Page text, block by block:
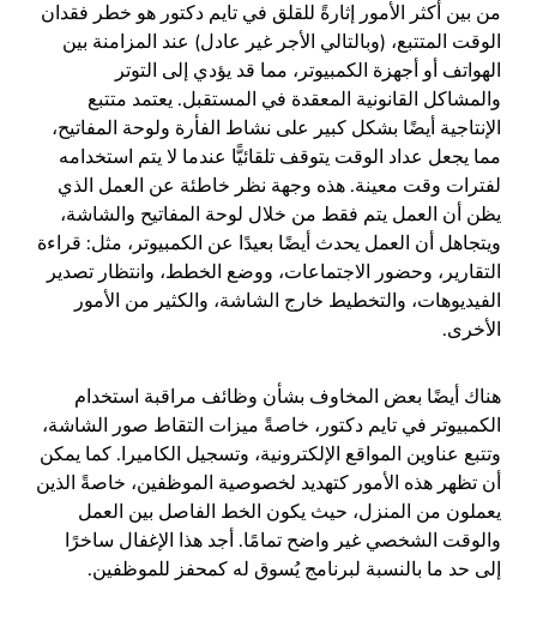
من بين أكثر الأمور إثارةً للقلق في تايم دكتور هو خطر فقدان
الوقت المتتبع، (وبالتالي الأجر غير عادل) عند المزامنة بين
الهواتف أو أجهزة الكمبيوتر، مما قد يؤدي إلى التوتر
والمشاكل القانونية المعقدة في المستقبل. يعتمد متتبع
الإنتاجية أيضًا بشكل كبير على نشاط الفأرة ولوحة المفاتيح،
مما يجعل عداد الوقت يتوقف تلقائيًّا عندما لا يتم استخدامه
لفترات وقت معينة. هذه وجهة نظر خاطئة عن العمل الذي
يظن أن العمل يتم فقط من خلال لوحة المفاتيح والشاشة،
ويتجاهل أن العمل يحدث أيضًا بعيدًا عن الكمبيوتر، مثل: قراءة
التقارير، وحضور الاجتماعات، ووضع الخطط، وانتظار تصدير
الفيديوهات، والتخطيط خارج الشاشة، والكثير من الأمور
الأخرى.
هناك أيضًا بعض المخاوف بشأن وظائف مراقبة استخدام
الكمبيوتر في تايم دكتور، خاصةً ميزات التقاط صور الشاشة،
وتتبع عناوين المواقع الإلكترونية، وتسجيل الكاميرا. كما يمكن
أن تظهر هذه الأمور كتهديد لخصوصية الموظفين، خاصةً الذين
يعملون من المنزل، حيث يكون الخط الفاصل بين العمل
والوقت الشخصي غير واضح تمامًا. أجد هذا الإغفال ساخرًا
إلى حد ما بالنسبة لبرنامج يُسوق له كمحفز للموظفين.